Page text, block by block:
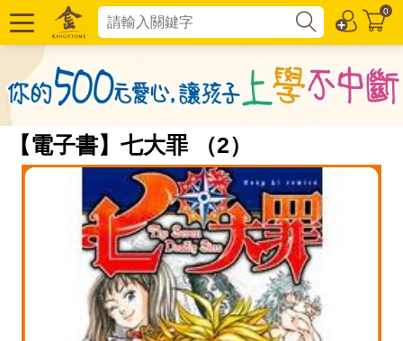
0
【電子書】七大罪 （2）